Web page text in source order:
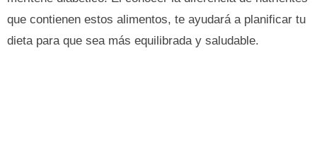
que contienen estos alimentos, te ayudará a planificar tu
dieta para que sea más equilibrada y saludable.